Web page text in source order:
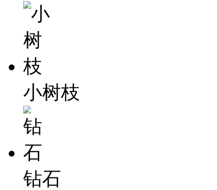
小树枝
钻石